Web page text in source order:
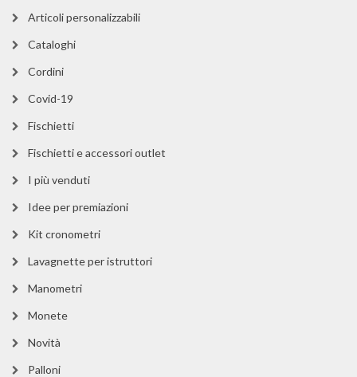
Articoli personalizzabili
Cataloghi
Cordini
Covid-19
Fischietti
Fischietti e accessori outlet
I più venduti
Idee per premiazioni
Kit cronometri
Lavagnette per istruttori
Manometri
Monete
Novità
Palloni